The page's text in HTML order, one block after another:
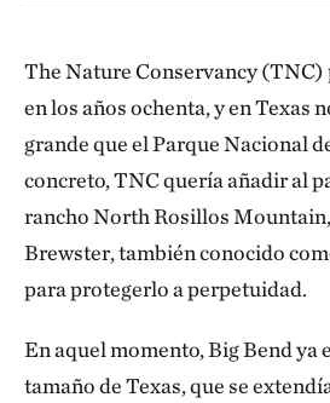
The Nature Conservancy (TNC)
en los años ochenta, y en Texas
grande que el Parque Nacional
concreto, TNC quería añadir al
rancho North Rosillos Mountain,
Brewster, también conocido
para protegerlo a perpetuidad.
En aquel momento, Big Bend ya
tamaño de Texas, que se